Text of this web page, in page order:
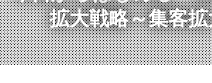
ECブログ
無料セミナー
EC資料ダウンロード
拡大戦略～集客